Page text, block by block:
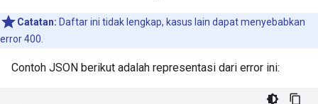
Catatan: Daftar ini tidak lengkap, kasus lain dapat menyebabkan
error 400.
Contoh JSON berikut adalah representasi dari error ini: